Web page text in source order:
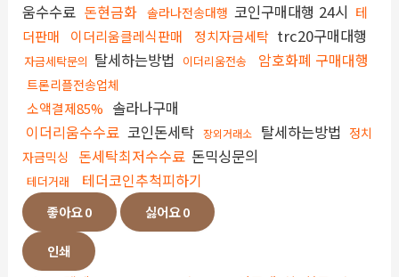
움수수료 돈현금화 솔라나전송대행 코인구매대행 24시 테
더판매
이더리움클레식판매 정치자금세탁 trc20구매대행
자금세탁문의 탈세하는방법 이더리움전송 암호화폐 구매대행
트론리플전송업체
소액결제85% 솔라나구매
이더리움수수료 코인돈세탁 장외거래소 탈세하는방법 정치
자금믹싱
돈세탁최저수수료 돈믹싱문의
테더거래 테더코인추척피하기
좋아요0 싫어요0
인쇄